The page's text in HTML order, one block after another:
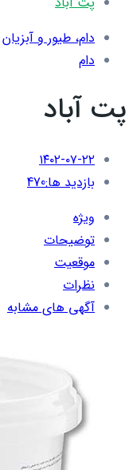
دام، طیور و آبزیان
دام
پت آباد
۱۴۰۲-۰۷-۲۲
بازدید ها:470
ویژه
توضیحات
موقعیت
نظرات
آگهی های مشابه